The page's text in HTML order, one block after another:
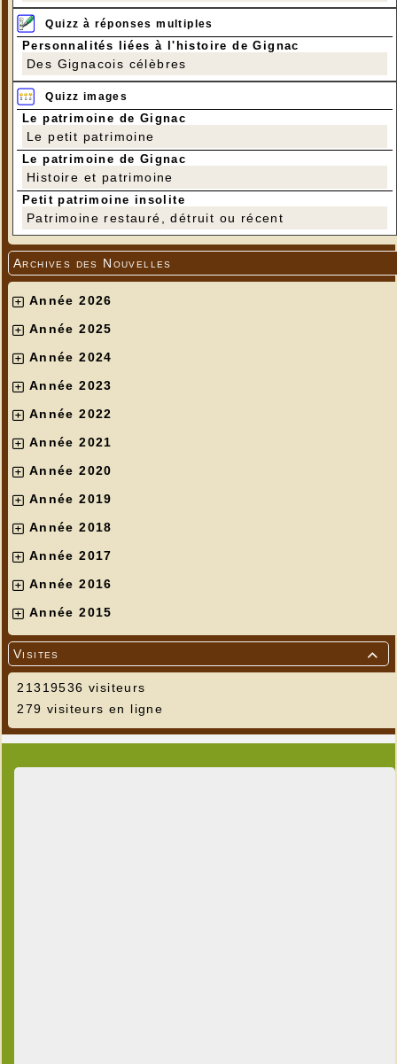
Quizz à réponses multiples
Personnalités liées à l'histoire de Gignac
Des Gignacois célèbres
Quizz images
Le patrimoine de Gignac
Le petit patrimoine
Le patrimoine de Gignac
Histoire et patrimoine
Petit patrimoine insolite
Patrimoine restauré, détruit ou récent
Archives des Nouvelles
Année 2026
Année 2025
Année 2024
Année 2023
Année 2022
Année 2021
Année 2020
Année 2019
Année 2018
Année 2017
Année 2016
Année 2015

Visites
21319536 visiteurs
279 visiteurs en ligne